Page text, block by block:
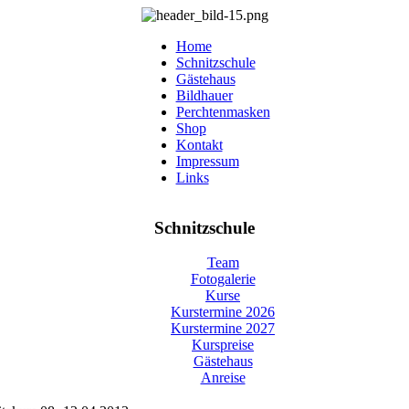
Home
Schnitzschule
Gästehaus
Bildhauer
Perchtenmasken
Shop
Kontakt
Impressum
Links
Schnitzschule
Team
Fotogalerie
Kurse
Kurstermine 2026
Kurstermine 2027
Kurspreise
Gästehaus
Anreise